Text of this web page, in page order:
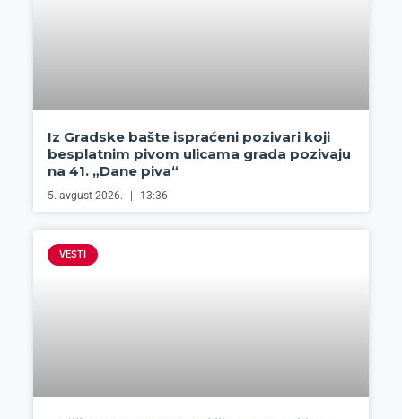
Iz Gradske bašte ispraćeni pozivari koji
besplatnim pivom ulicama grada pozivaju
na 41. „Dane piva“
5. avgust 2026. 13:36
VESTI